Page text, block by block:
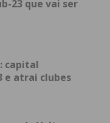
23 que vai ser
capital
e atrai clubes